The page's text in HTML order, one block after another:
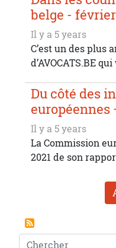
belge -
Il y a 5 years
C’est un des plus
d’AVOCATS.BE
Du côté des
européennes
Il y a 5 years
La Commission
2021 de son
Chercher